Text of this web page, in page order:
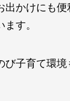
かけにも便
す。
子育て環境